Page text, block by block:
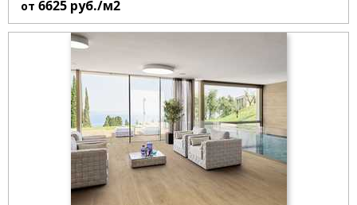
от 6625 руб./м2